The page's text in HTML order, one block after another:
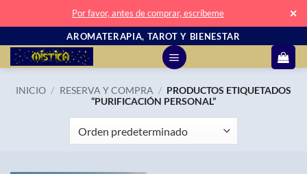
Por favor, antes de comprar, escríbeme ✕
contenido
AROMATERAPIA, TAROT Y BIENESTAR
INICIO / RESERVA Y COMPRA / PRODUCTOS ETIQUETADOS
“PURIFICACIÓN PERSONAL”